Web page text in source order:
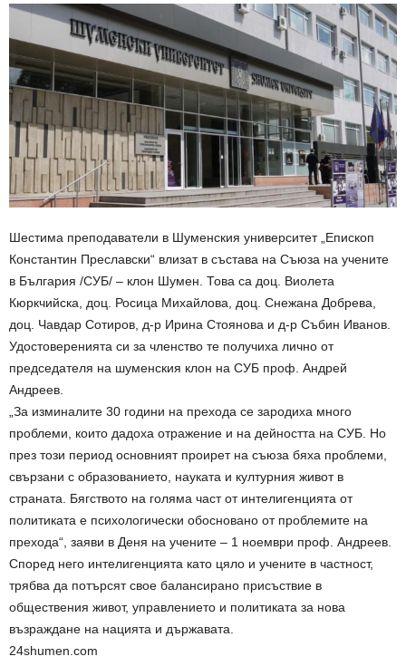
Шестима преподаватели в Шуменския университет „Епископ
Константин Преславски“ влизат в състава на Съюза на учените
в България /СУБ/ – клон Шумен. Това са доц. Виолета
Кюркчийска, доц. Росица Михайлова, доц. Снежана Добрева,
доц. Чавдар Сотиров, д-р Ирина Стоянова и д-р Събин Иванов.
Удостоверенията си за членство те получиха лично от
председателя на шуменския клон на СУБ проф. Андрей
Андреев.
„За изминалите 30 години на прехода се зародиха много
проблеми, които дадоха отражение и на дейността на СУБ. Но
през този период основният проирет на съюза бяха проблеми,
свързани с образованието, науката и културния живот в
страната. Бягството на голяма част от интелигенцията от
политиката е психологически обосновано от проблемите на
прехода“, заяви в Деня на учените – 1 ноември проф. Андреев.
Според него интелигенцията като цяло и учените в частност,
трябва да потърсят свое балансирано присъствие в
обществения живот, управлението и политиката за нова
възраждане на нацията и държавата.
24shumen.com